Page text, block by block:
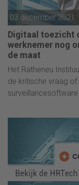
Voorboom uit.
03 december 2021
Digitaal toezicht
werknemer nog
de maat
Het Ratheneu
de kritische vraag of
surveillancesoftware